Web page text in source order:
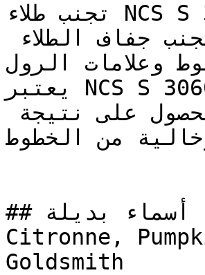
تجنب طلاء NCS S 3060-Y20R تحت أشعة الشمس المباشرة؛
وعلامات الرول.
يعتبر NCS S 3060-Y20R مثالياً للتطبيق باستخدام رول
من الخطوط.
## أسماء بديلة
Citronne,
Goldsmith